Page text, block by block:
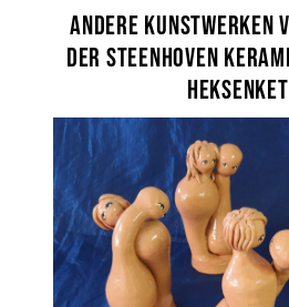
Andere kunstwerken
der Steenhoven